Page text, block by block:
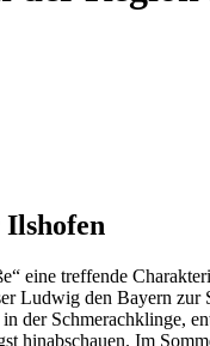
Ilshofen
eine treffende
Ludwig den Bayern zur
der Schmerachklinge,
hinabschauen. Im